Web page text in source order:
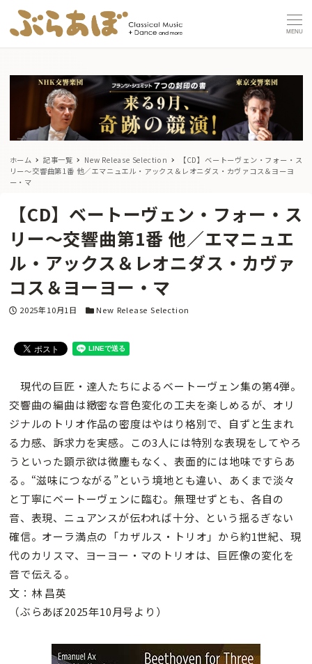
MENU
ホーム 記事一覧 New Release Selection
【CD】ベートーヴェン・フォー・ス
リー〜交響曲第1番 他／エマニュエル・アックス＆レオニダス・カヴァコス＆ヨーヨ
ー・マ
【CD】ベートーヴェン・フォー・ス
リー〜交響曲第1番 他／エマニュエ
ル・アックス＆レオニダス・カヴァ
コス＆ヨーヨー・マ
投稿日
2025年10月1日 カテゴリー
New Release Selection
現代の巨匠・達人たちによるベートーヴェン集の第4弾。
交響曲の編曲は緻密な音色変化の工夫を楽しめるが、オリ
ジナルのトリオ作品の密度はやはり格別で、自ずと生まれ
る力感、訴求力を実感。この3人には特別な表現をしてやろ
うといった顕示欲は微塵もなく、表面的には地味ですらあ
る。“滋味につながる”という境地とも違い、あくまで淡々
と丁寧にベートーヴェンに臨む。無理せずとも、各自の
音、表現、ニュアンスが伝われば十分、という揺るぎない
確信。オーラ満点の「カザルス・トリオ」から約1世紀、現
代のカリスマ、ヨーヨー・マのトリオは、巨匠像の変化を
音で伝える。
文：林 昌英
（ぶらあぼ2025年10月号より）